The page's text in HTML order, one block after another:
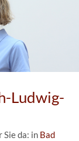
Ludwig-
da: in Bad